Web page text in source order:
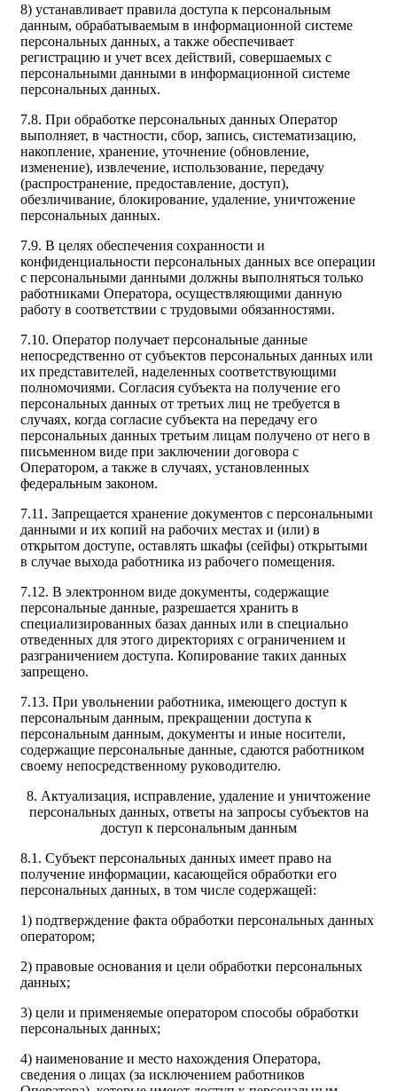
8) устанавливает правила доступа к персональным
данным, обрабатываемым в информационной системе
персональных данных, а также обеспечивает
регистрацию и учет всех действий, совершаемых с
персональными данными в информационной системе
персональных данных.
7.8. При обработке персональных данных Оператор
выполняет, в частности, сбор, запись, систематизацию,
накопление, хранение, уточнение (обновление,
изменение), извлечение, использование, передачу
(распространение, предоставление, доступ),
обезличивание, блокирование, удаление, уничтожение
персональных данных.
7.9. В целях обеспечения сохранности и
конфиденциальности персональных данных все операции
с персональными данными должны выполняться только
работниками Оператора, осуществляющими данную
работу в соответствии с трудовыми обязанностями.
7.10. Оператор получает персональные данные
непосредственно от субъектов персональных данных или
их представителей, наделенных соответствующими
полномочиями. Согласия субъекта на получение его
персональных данных от третьих лиц не требуется в
случаях, когда согласие субъекта на передачу его
персональных данных третьим лицам получено от него в
письменном виде при заключении договора с
Оператором, а также в случаях, установленных
федеральным законом.
7.11. Запрещается хранение документов с персональными
данными и их копий на рабочих местах и (или) в
открытом доступе, оставлять шкафы (сейфы) открытыми
в случае выхода работника из рабочего помещения.
7.12. В электронном виде документы, содержащие
персональные данные, разрешается хранить в
специализированных базах данных или в специально
отведенных для этого директориях с ограничением и
разграничением доступа. Копирование таких данных
запрещено.
7.13. При увольнении работника, имеющего доступ к
персональным данным, прекращении доступа к
персональным данным, документы и иные носители,
содержащие персональные данные, сдаются работником
своему непосредственному руководителю.
8. Актуализация, исправление, удаление и уничтожение
персональных данных, ответы на запросы субъектов на
доступ к персональным данным
8.1. Субъект персональных данных имеет право на
получение информации, касающейся обработки его
персональных данных, в том числе содержащей:
1) подтверждение факта обработки персональных данных
оператором;
2) правовые основания и цели обработки персональных
данных;
3) цели и применяемые оператором способы обработки
персональных данных;
4) наименование и место нахождения Оператора,
сведения о лицах (за исключением работников